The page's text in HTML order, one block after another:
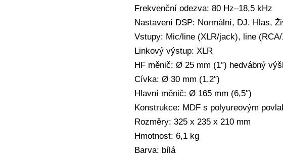
Frekvenční odezva: 80 Hz–18,5 kHz
Nastavení DSP: Normální, DJ. Hlas,
Vstupy: Mic/line (XLR/jack), line
Linkový výstup: XLR
HF měnič: Ø 25 mm (1″) hedvábný
Cívka: Ø 30 mm (1.2″)
Hlavní měnič: Ø 165 mm (6,5″)
Konstrukce: MDF s polyureovým
Rozměry: 325 x 235 x 210 mm
Hmotnost: 6,1 kg
Barva: bílá